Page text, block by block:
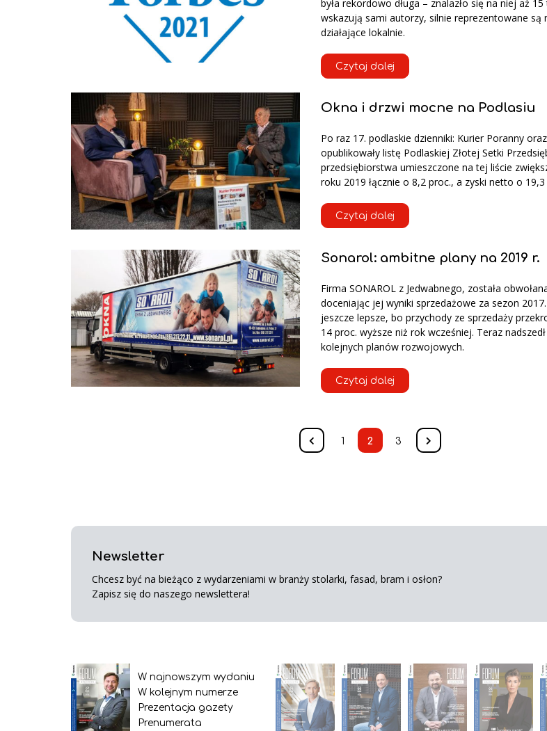
była rekordowo długa – znalazło się na niej aż
wskazują sami autorzy, silnie reprezentowane są
działające lokalnie.
Czytaj dalej
Okna i drzwi mocne na Podlasiu
Po raz 17. podlaskie dzienniki: Kurier Poranny
opublikowały listę Podlaskiej Złotej Setki
przedsiębiorstwa umieszczone na tej liście
roku 2019 łącznie o 8,2 proc., a zyski netto o 19,3
Czytaj dalej
Sonarol: ambitne plany na 2019 r.
Firma SONAROL z Jedwabnego, została
doceniając jej wyniki sprzedażowe za sezon
jeszcze lepsze, bo przychody ze sprzedaży
14 proc. wyższe niż rok wcześniej. Teraz
kolejnych planów rozwojowych.
Czytaj dalej
1 2 3
Newsletter
Chcesz być na bieżąco z wydarzeniami w branży stolarki, fasad, bram i osłon?
Zapisz się do naszego newslettera!
W najnowszym wydaniu
W kolejnym numerze
Prezentacja gazety
Prenumerata